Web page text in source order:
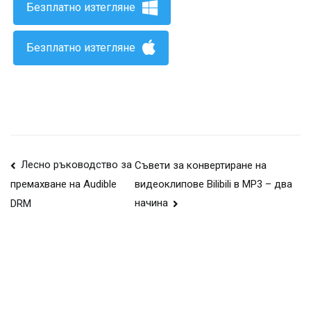
Безплатно изтегляне
Безплатно изтегляне
Навигация
на
Лесно ръководство за
премахване на Audible
DRM
Съвети за конвертиране на
видеоклипове Bilibili в MP3 – два
начина